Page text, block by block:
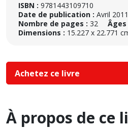
ISBN : 9781443109710
Date de publication : Avril 2011
Nombre de pages : 32 Âges
Dimensions : 15.227 x 22.771
Achetez ce livre
À propos de ce